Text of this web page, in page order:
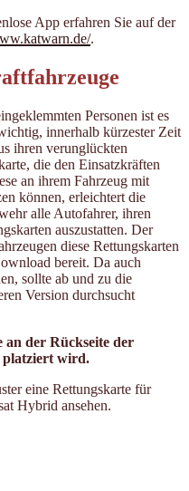
App erfahren Sie auf der
.
Personen ist es
innerhalb kürzester Zeit
ihren verunglückten
die den Einsatzkräften
an ihrem Fahrzeug mit
können, erleichtert die
alle Autofahrer, ihren
auszustatten. Der
diese Rettungskarten
bereit. Da auch
sollte ab und zu die
Version durchsucht
an der Rückseite der
platziert wird.
eine Rettungskarte für
Hybrid ansehen.